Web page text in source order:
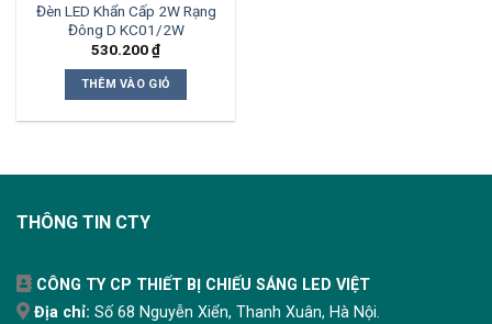
Đèn LED Khẩn Cấp 2W Rạng
Đông D KC01/2W
530.200₫
THÊM VÀO GIỎ
THÔNG TIN CTY
CÔNG TY CP THIẾT BỊ CHIẾU SÁNG LED VIỆT
Địa chỉ: Số 68 Nguyễn Xiển, Thanh Xuân, Hà Nội.